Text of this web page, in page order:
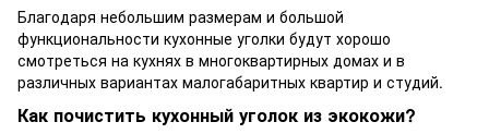
Благодаря небольшим размерам и большой
функциональности кухонные уголки будут хорошо
смотреться на кухнях в многоквартирных домах и в
различных вариантах малогабаритных квартир и студий.
Как почистить кухонный уголок из экокожи?